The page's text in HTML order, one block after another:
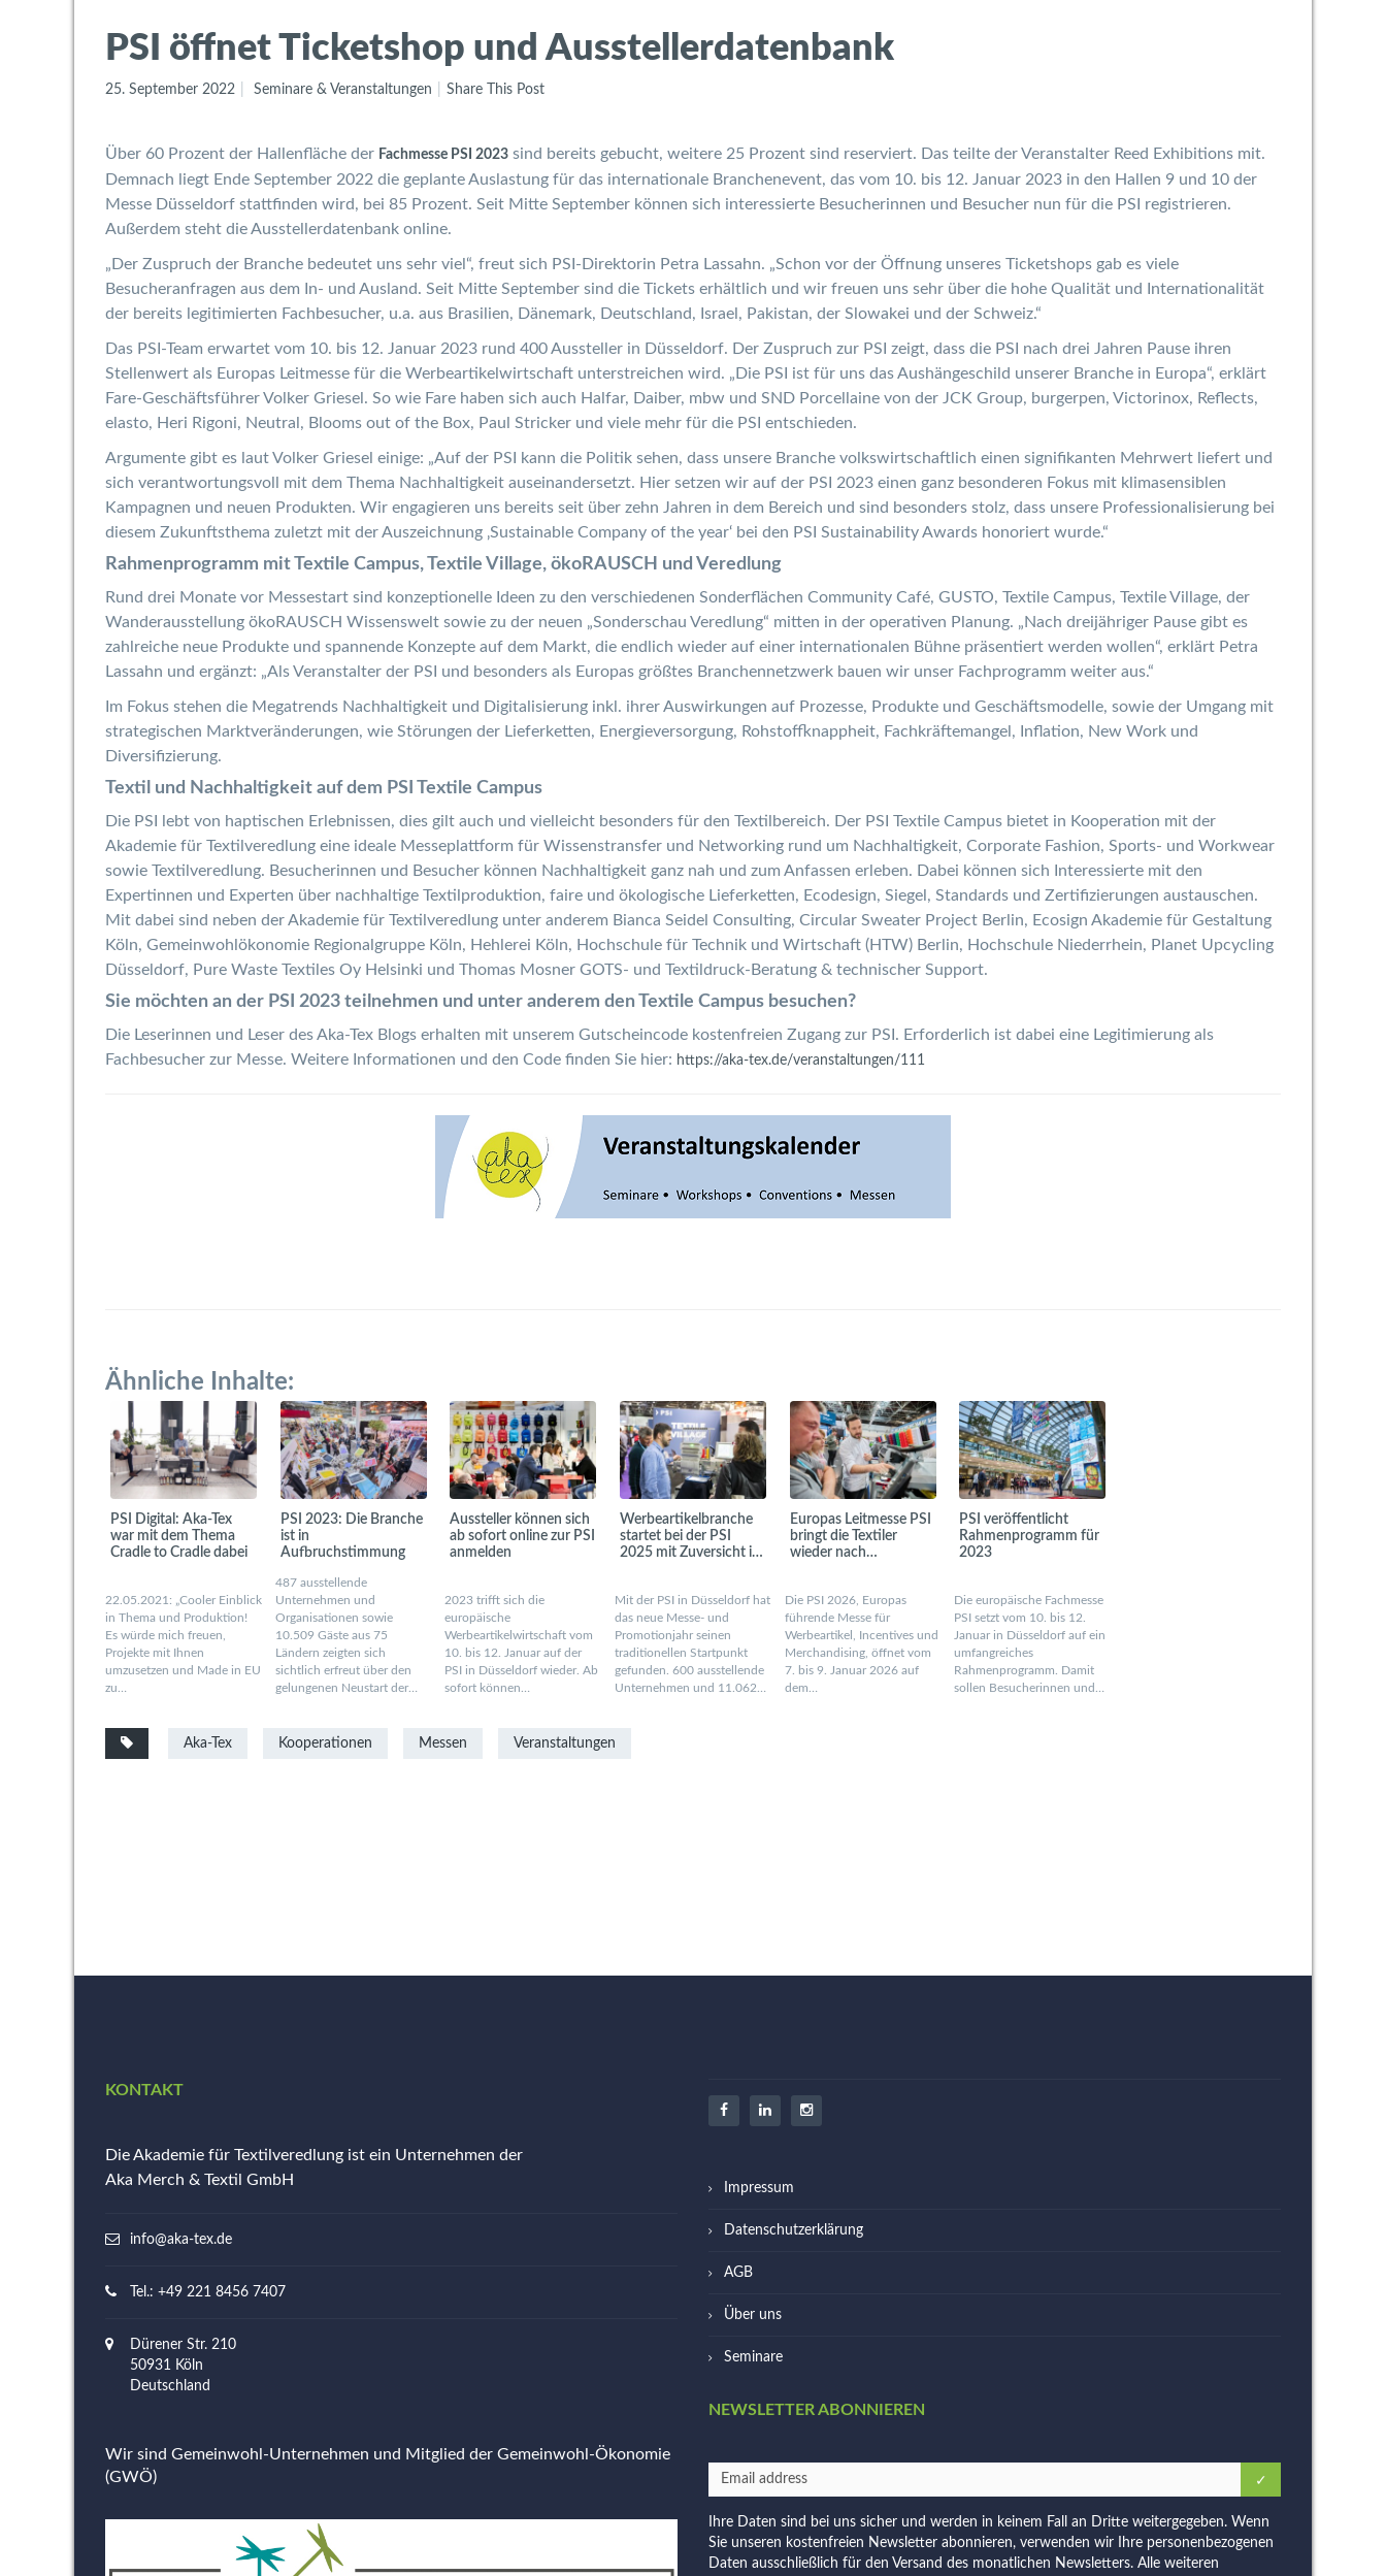
PSI öffnet Ticketshop und Ausstellerdatenbank
25. September 2022 Seminare & Veranstaltungen Share This Post
Über 60 Prozent der Hallenfläche der Fachmesse PSI 2023 sind bereits gebucht, weitere 25 Prozent sind reserviert. Das teilte der Veranstalter Reed Exhibitions mit.
Demnach liegt Ende September 2022 die geplante Auslastung für das internationale Branchenevent, das vom 10. bis 12. Januar 2023 in den Hallen 9 und 10 der
Messe Düsseldorf stattfinden wird, bei 85 Prozent. Seit Mitte September können sich interessierte Besucherinnen und Besucher nun für die PSI registrieren.
Außerdem steht die Ausstellerdatenbank online.
„Der Zuspruch der Branche bedeutet uns sehr viel“, freut sich PSI-Direktorin Petra Lassahn. „Schon vor der Öffnung unseres Ticketshops gab es viele
Besucheranfragen aus dem In- und Ausland. Seit Mitte September sind die Tickets erhältlich und wir freuen uns sehr über die hohe Qualität und Internationalität
der bereits legitimierten Fachbesucher, u.a. aus Brasilien, Dänemark, Deutschland, Israel, Pakistan, der Slowakei und der Schweiz.“
Das PSI-Team erwartet vom 10. bis 12. Januar 2023 rund 400 Aussteller in Düsseldorf. Der Zuspruch zur PSI zeigt, dass die PSI nach drei Jahren Pause ihren
Stellenwert als Europas Leitmesse für die Werbeartikelwirtschaft unterstreichen wird. „Die PSI ist für uns das Aushängeschild unserer Branche in Europa“, erklärt
Fare-Geschäftsführer Volker Griesel. So wie Fare haben sich auch Halfar, Daiber, mbw und SND Porcellaine von der JCK Group, burgerpen, Victorinox, Reflects,
elasto, Heri Rigoni, Neutral, Blooms out of the Box, Paul Stricker und viele mehr für die PSI entschieden.
Argumente gibt es laut Volker Griesel einige: „Auf der PSI kann die Politik sehen, dass unsere Branche volkswirtschaftlich einen signifikanten Mehrwert liefert und
sich verantwortungsvoll mit dem Thema Nachhaltigkeit auseinandersetzt. Hier setzen wir auf der PSI 2023 einen ganz besonderen Fokus mit klimasensiblen
Kampagnen und neuen Produkten. Wir engagieren uns bereits seit über zehn Jahren in dem Bereich und sind besonders stolz, dass unsere Professionalisierung bei
diesem Zukunftsthema zuletzt mit der Auszeichnung ‚Sustainable Company of the year‘ bei den PSI Sustainability Awards honoriert wurde.“
Rahmenprogramm mit Textile Campus, Textile Village, ökoRAUSCH und Veredlung
Rund drei Monate vor Messestart sind konzeptionelle Ideen zu den verschiedenen Sonderflächen Community Café, GUSTO, Textile Campus, Textile Village, der
Wanderausstellung ökoRAUSCH Wissenswelt sowie zu der neuen „Sonderschau Veredlung“ mitten in der operativen Planung. „Nach dreijähriger Pause gibt es
zahlreiche neue Produkte und spannende Konzepte auf dem Markt, die endlich wieder auf einer internationalen Bühne präsentiert werden wollen“, erklärt Petra
Lassahn und ergänzt: „Als Veranstalter der PSI und besonders als Europas größtes Branchennetzwerk bauen wir unser Fachprogramm weiter aus.“
Im Fokus stehen die Megatrends Nachhaltigkeit und Digitalisierung inkl. ihrer Auswirkungen auf Prozesse, Produkte und Geschäftsmodelle, sowie der Umgang mit
strategischen Marktveränderungen, wie Störungen der Lieferketten, Energieversorgung, Rohstoffknappheit, Fachkräftemangel, Inflation, New Work und
Diversifizierung.
Textil und Nachhaltigkeit auf dem PSI Textile Campus
Die PSI lebt von haptischen Erlebnissen, dies gilt auch und vielleicht besonders für den Textilbereich. Der PSI Textile Campus bietet in Kooperation mit der
Akademie für Textilveredlung eine ideale Messeplattform für Wissenstransfer und Networking rund um Nachhaltigkeit, Corporate Fashion, Sports- und Workwear
sowie Textilveredlung. Besucherinnen und Besucher können Nachhaltigkeit ganz nah und zum Anfassen erleben. Dabei können sich Interessierte mit den
Expertinnen und Experten über nachhaltige Textilproduktion, faire und ökologische Lieferketten, Ecodesign, Siegel, Standards und Zertifizierungen austauschen.
Mit dabei sind neben der Akademie für Textilveredlung unter anderem Bianca Seidel Consulting, Circular Sweater Project Berlin, Ecosign Akademie für Gestaltung
Köln, Gemeinwohlökonomie Regionalgruppe Köln, Hehlerei Köln, Hochschule für Technik und Wirtschaft (HTW) Berlin, Hochschule Niederrhein, Planet Upcycling
Düsseldorf, Pure Waste Textiles Oy Helsinki und Thomas Mosner GOTS- und Textildruck-Beratung & technischer Support.
Sie möchten an der PSI 2023 teilnehmen und unter anderem den Textile Campus besuchen?
Die Leserinnen und Leser des Aka-Tex Blogs erhalten mit unserem Gutscheincode kostenfreien Zugang zur PSI. Erforderlich ist dabei eine Legitimierung als
Fachbesucher zur Messe. Weitere Informationen und den Code finden Sie hier: https://aka-tex.de/veranstaltungen/111
Ähnliche Inhalte:
PSI Digital: Aka-Tex
war mit dem Thema
Cradle to Cradle dabei
22.05.2021: „Cooler Einblick
in Thema und Produktion!
Es würde mich freuen,
Projekte mit Ihnen
umzusetzen und Made in EU
zu…
PSI 2023: Die Branche
ist in
Aufbruchstimmung
487 ausstellende
Unternehmen und
Organisationen sowie
10.509 Gäste aus 75
Ländern zeigten sich
sichtlich erfreut über den
gelungenen Neustart der…
Aussteller können sich
ab sofort online zur PSI
anmelden
2023 trifft sich die
europäische
Werbeartikelwirtschaft vom
10. bis 12. Januar auf der
PSI in Düsseldorf wieder. Ab
sofort können…
Werbeartikelbranche
startet bei der PSI
2025 mit Zuversicht ins
Mit der PSI in Düsseldorf hat
das neue Messe- und
Promotionjahr seinen
traditionellen Startpunkt
gefunden. 600 ausstellende
Unternehmen und 11.062…
Europas Leitmesse PSI
bringt die Textiler
wieder nach
Die PSI 2026, Europas
führende Messe für
Werbeartikel, Incentives und
Merchandising, öffnet vom
7. bis 9. Januar 2026 auf
dem…
PSI veröffentlicht
Rahmenprogramm für
2023
Die europäische Fachmesse
PSI setzt vom 10. bis 12.
Januar in Düsseldorf auf ein
umfangreiches
Rahmenprogramm. Damit
sollen Besucherinnen und…
Aka-Tex Kooperationen Messen Veranstaltungen
KONTAKT
Die Akademie für Textilveredlung ist ein Unternehmen der
Aka Merch & Textil GmbH
info@aka-tex.de
Tel.: +49 221 8456 7407
Dürener Str. 210
50931 Köln
Deutschland
Wir sind Gemeinwohl-Unternehmen und Mitglied der Gemeinwohl-Ökonomie
(GWÖ)
Impressum
Datenschutzerklärung
AGB
Über uns
Seminare
NEWSLETTER ABONNIEREN
Ihre Daten sind bei uns sicher und werden in keinem Fall an Dritte weitergegeben. Wenn
Sie unseren kostenfreien Newsletter abonnieren, verwenden wir Ihre personenbezogenen
Daten ausschließlich für den Versand des monatlichen Newsletters. Alle weiteren